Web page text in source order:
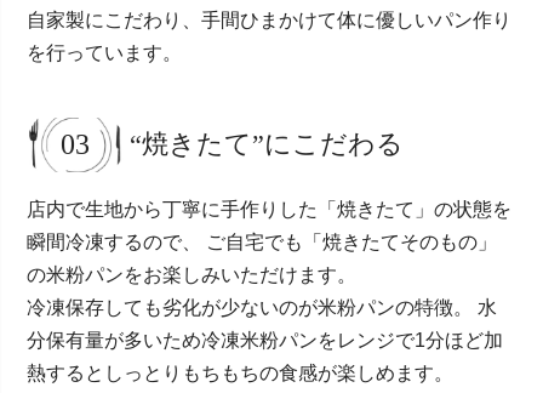
自家製にこだわり、手間ひまかけて体に優しいパン作り
を行っています。
03 “焼きたて”にこだわる
店内で生地から丁寧に手作りした「焼きたて」の状態を
瞬間冷凍するので、 ご自宅でも「焼きたてそのもの」
の米粉パンをお楽しみいただけます。
冷凍保存しても劣化が少ないのが米粉パンの特徴。 水
分保有量が多いため冷凍米粉パンをレンジで1分ほど加
熱するとしっとりもちもちの食感が楽しめます。